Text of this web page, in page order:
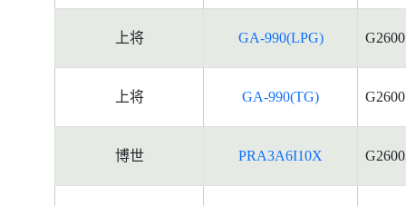
上将 GA-990(LPG)
上将 GA-990(TG)
博世 PRA3A6I10X